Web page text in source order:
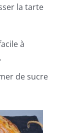
la tarte
à
de sucre